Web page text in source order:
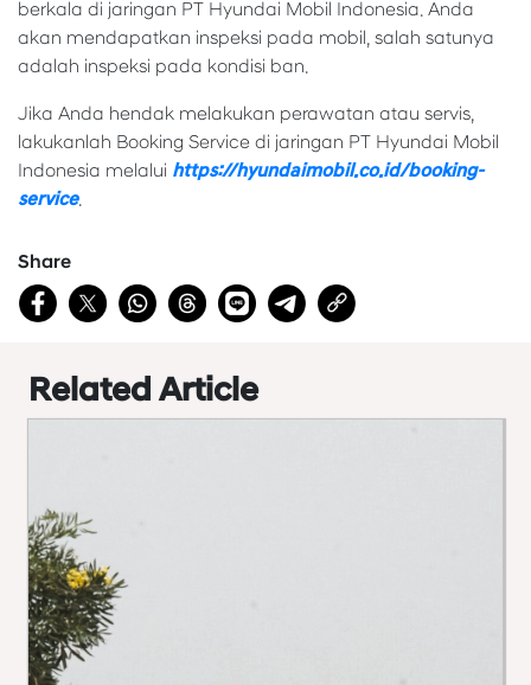
berkala di jaringan PT Hyundai Mobil Indonesia. Anda
akan mendapatkan inspeksi pada mobil, salah satunya
adalah inspeksi pada kondisi ban.
Jika Anda hendak melakukan perawatan atau servis,
lakukanlah Booking Service di jaringan PT Hyundai Mobil
Indonesia melalui https://hyundaimobil.co.id/booking-
service.
Share
Related Article